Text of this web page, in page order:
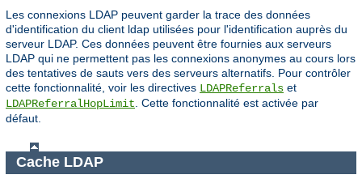
Les connexions LDAP peuvent garder la trace des données
d'identification du client ldap utilisées pour l'identification auprès du
serveur LDAP. Ces données peuvent être fournies aux serveurs
LDAP qui ne permettent pas les connexions anonymes au cours lors
des tentatives de sauts vers des serveurs alternatifs. Pour contrôler
cette fonctionnalité, voir les directives LDAPReferrals et
LDAPReferralHopLimit . Cette fonctionnalité est activée par
défaut.
Cache LDAP